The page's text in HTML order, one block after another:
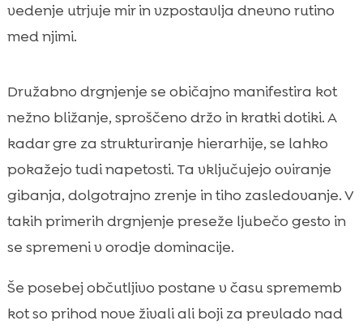
vedenje utrjuje mir in vzpostavlja dnevno rutino
med njimi.
Družabno drgnjenje se običajno manifestira kot
nežno bližanje, sproščeno držo in kratki dotiki. A
kadar gre za strukturiranje hierarhije, se lahko
pokažejo tudi napetosti. Ta vključujejo oviranje
gibanja, dolgotrajno zrenje in tiho zasledovanje. V
takih primerih drgnjenje preseže ljubečo gesto in
se spremeni v orodje dominacije.
Še posebej občutljivo postane v času sprememb
kot so prihod nove živali ali boji za prevlado nad